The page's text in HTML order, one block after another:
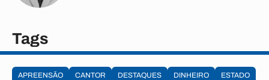
Tags
APREENSÃO CANTOR DESTAQUES DINHEIRO
ESTADO